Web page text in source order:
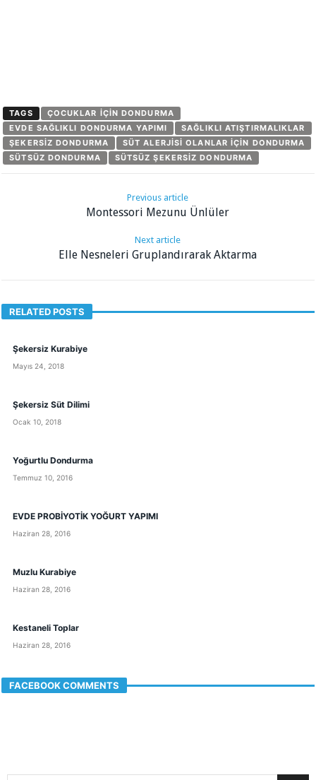
TAGS
ÇOCUKLAR IÇIN DONDURMA
EVDE SAĞLIKLI DONDURMA YAPIMI
SAĞLIKLI ATIŞTIRMALIKLAR
ŞEKERSIZ DONDURMA
SÜT ALERJISI OLANLAR IÇIN DONDURMA
SÜTSÜZ DONDURMA
SÜTSÜZ ŞEKERSIZ DONDURMA
Previous article
Montessori Mezunu Ünlüler
Next article
Elle Nesneleri Gruplandırarak Aktarma
RELATED POSTS
Şekersiz Kurabiye
Mayıs 24, 2018
Şekersiz Süt Dilimi
Ocak 10, 2018
Yoğurtlu Dondurma
Temmuz 10, 2016
EVDE PROBİYOTİK YOĞURT YAPIMI
Haziran 28, 2016
Muzlu Kurabiye
Haziran 28, 2016
Kestaneli Toplar
Haziran 28, 2016
FACEBOOK COMMENTS